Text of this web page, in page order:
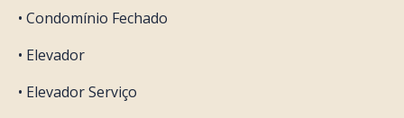
• Condomínio Fechado
• Elevador
• Elevador Serviço